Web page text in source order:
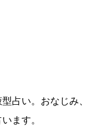
占い。おなじみ、
ます。